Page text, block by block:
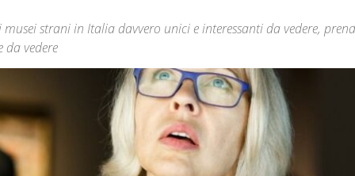
musei strani in Italia davvero unici e interessanti da vedere,
da vedere